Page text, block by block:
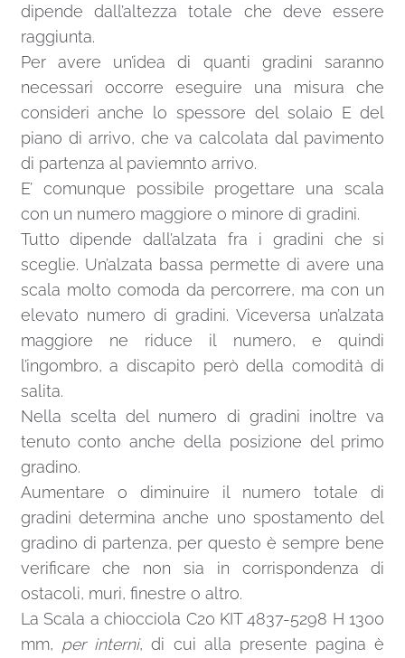
dipende dall’altezza totale che deve essere
raggiunta.
Per avere un’idea di quanti gradini saranno
necessari occorre eseguire una misura che
consideri anche lo spessore del solaio E del
piano di arrivo, che va calcolata dal pavimento
di partenza al paviemnto arrivo.
E’ comunque possibile progettare una scala
con un numero maggiore o minore di gradini.
Tutto dipende dall’alzata fra i gradini che si
sceglie. Un’alzata bassa permette di avere una
scala molto comoda da percorrere, ma con un
elevato numero di gradini. Viceversa un’alzata
maggiore ne riduce il numero, e quindi
l’ingombro, a discapito però della comodità di
salita.
Nella scelta del numero di gradini inoltre va
tenuto conto anche della posizione del primo
gradino.
Aumentare o diminuire il numero totale di
gradini determina anche uno spostamento del
gradino di partenza, per questo è sempre bene
verificare che non sia in corrispondenza di
ostacoli, muri, finestre o altro.
La Scala a chiocciola C20 KIT 4837-5298 H 1300
mm, per interni, di cui alla presente pagina è